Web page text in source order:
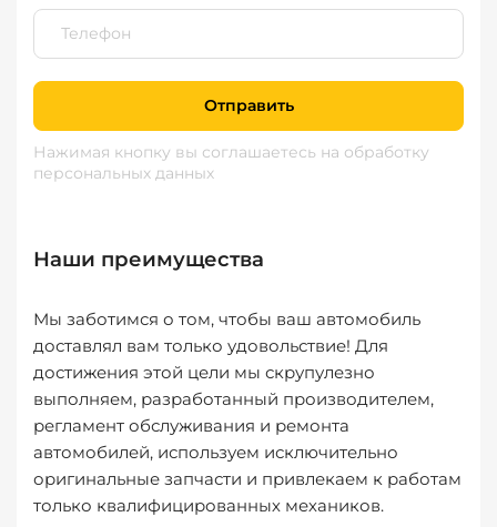
Отправить
Нажимая кнопку вы соглашаетесь на обработку
персональных данных
Наши преимущества
Мы заботимся о том, чтобы ваш автомобиль
доставлял вам только удовольствие! Для
достижения этой цели мы скрупулезно
выполняем, разработанный производителем,
регламент обслуживания и ремонта
автомобилей, используем исключительно
оригинальные запчасти и привлекаем к работам
только квалифицированных механиков.